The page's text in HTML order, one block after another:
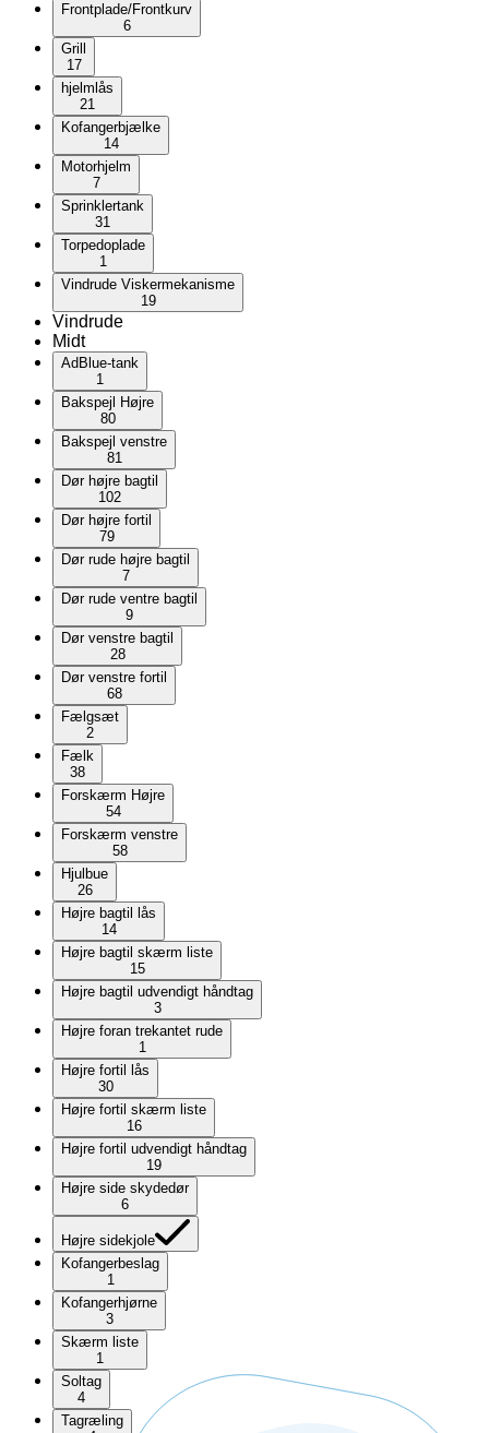
Frontplade/Frontkurv
6
Grill
17
hjelmlås
21
Kofangerbjælke
14
Motorhjelm
7
Sprinklertank
31
Torpedoplade
1
Vindrude Viskermekanisme
19
Vindrude
Midt
AdBlue-tank
1
Bakspejl Højre
80
Bakspejl venstre
81
Dør højre bagtil
102
Dør højre fortil
79
Dør rude højre bagtil
7
Dør rude ventre bagtil
9
Dør venstre bagtil
28
Dør venstre fortil
68
Fælgsæt
2
Fælk
38
Forskærm Højre
54
Forskærm venstre
58
Hjulbue
26
Højre bagtil lås
14
Højre bagtil skærm liste
15
Højre bagtil udvendigt håndtag
3
Højre foran trekantet rude
1
Højre fortil lås
30
Højre fortil skærm liste
16
Højre fortil udvendigt håndtag
19
Højre side skydedør
6
Højre sidekjole
Kofangerbeslag
1
Kofangerhjørne
3
Skærm liste
1
Soltag
4
Tagræling